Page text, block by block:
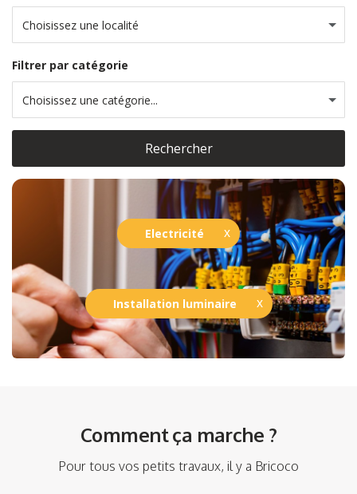
Electricité
Installation luminaire
Choisissez une localité
Filtrer par catégorie
Choisissez une catégorie...
Rechercher
Comment ça marche ?
Pour tous vos petits travaux, il y a Bricoco